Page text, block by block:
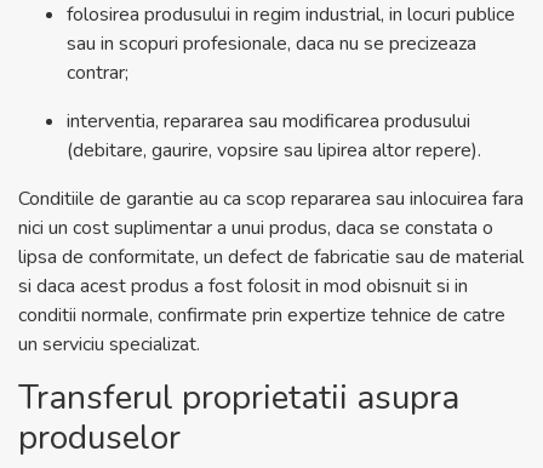
folosirea produsului in regim industrial, in locuri publice
sau in scopuri profesionale, daca nu se precizeaza
contrar;
interventia, repararea sau modificarea produsului
(debitare, gaurire, vopsire sau lipirea altor repere).
Conditiile de garantie au ca scop repararea sau inlocuirea fara
nici un cost suplimentar a unui produs, daca se constata o
lipsa de conformitate, un defect de fabricatie sau de material
si daca acest produs a fost folosit in mod obisnuit si in
conditii normale, confirmate prin expertize tehnice de catre
un serviciu specializat.
Transferul proprietatii asupra
produselor